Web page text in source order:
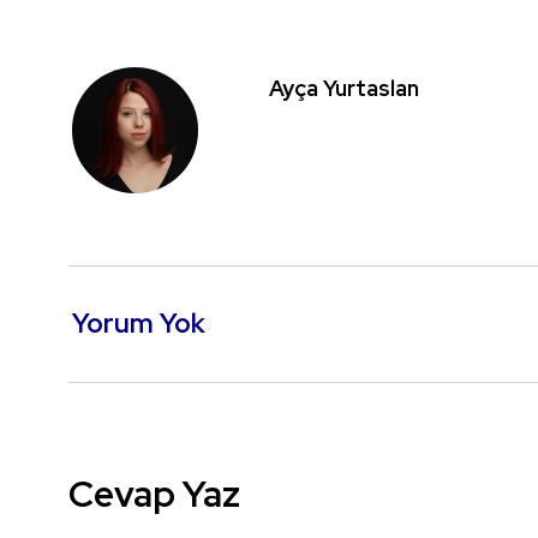
Ayça Yurtaslan
Yorum Yok
Cevap Yaz